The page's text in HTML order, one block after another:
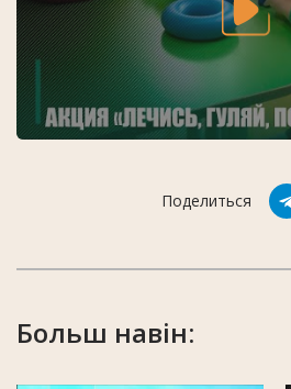
Поделиться
Больш навін: